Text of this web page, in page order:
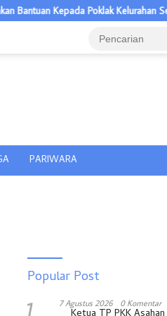
Kepada Poklak Kelurahan Sentang
PARIWARA
Popular Post
7 Agustus 2026 0 Komentar